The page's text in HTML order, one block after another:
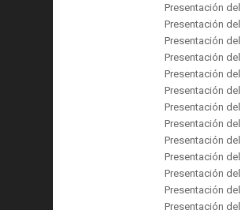
Presentación
Presentación
Presentación
Presentación
Presentación
Presentación
Presentación
Presentación
Presentación
Presentación
Presentación
Presentación
Presentación